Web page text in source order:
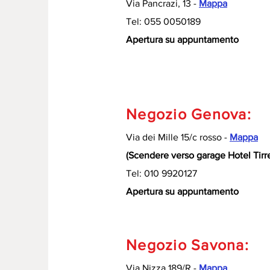
Via Pancrazi, 13 - Mappa
Tel: 055 0050189
Apertura su appuntamento
Negozio Genova:
Via dei Mille 15/c rosso - Mappa
(Scendere verso garage Hotel
Tel: 010 9920127
Apertura su appuntamento
Negozio Savona:
Via Nizza 189/R - Mappa